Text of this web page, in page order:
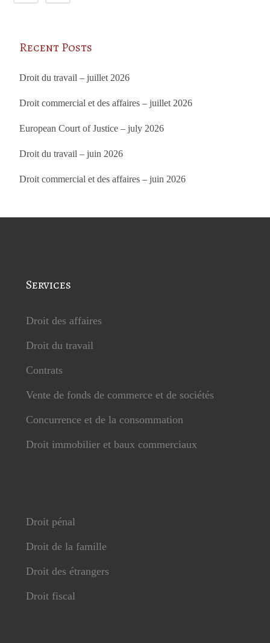
Recent Posts
Droit du travail – juillet 2026
Droit commercial et des affaires – juillet 2026
European Court of Justice – july 2026
Droit du travail – juin 2026
Droit commercial et des affaires – juin 2026
Services
Droit des affaires
Droit du travail
Contrats
Vente de fonds de commerce et de sociétés
Concurrence et de la consommation
Droit immobilier et baux commerciaux
Droit pénal
Droit de la famille
Droit des étrangers
Droit fiscal